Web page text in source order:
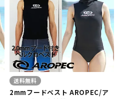
送料無料
2mmフードベスト AROPEC/ア